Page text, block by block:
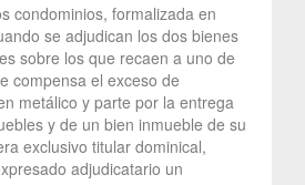
condominios, formalizada en
se adjudican los dos bienes
sobre los que recaen a uno de
compensa el exceso de
metálico y parte por la entrega
y de un bien inmueble de su
exclusivo titular dominical,
adjudicatario un